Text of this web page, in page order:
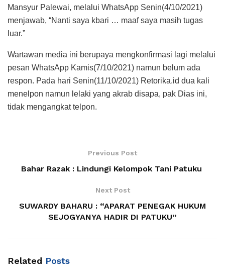
Mansyur Palewai, melalui WhatsApp Senin(4/10/2021)
menjawab, “Nanti saya kbari … maaf saya masih tugas
luar.”
Wartawan media ini berupaya mengkonfirmasi lagi melalui
pesan WhatsApp Kamis(7/10/2021) namun belum ada
respon. Pada hari Senin(11/10/2021) Retorika.id dua kali
menelpon namun lelaki yang akrab disapa, pak Dias ini,
tidak mengangkat telpon.
Previous Post
Bahar Razak : Lindungi Kelompok Tani Patuku
Next Post
SUWARDY BAHARU : “APARAT PENEGAK HUKUM
SEJOGYANYA HADIR DI PATUKU”
Related Posts